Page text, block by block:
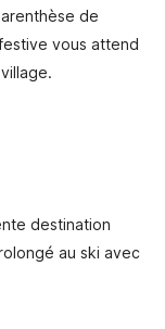
de
vous attend
destination
au ski avec